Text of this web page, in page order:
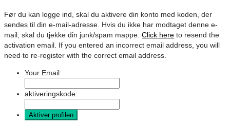
Før du kan logge ind, skal du aktivere din konto med koden, der
sendes til din e-mail-adresse. Hvis du ikke har modtaget denne e-
mail, skal du tjekke din junk/spam mappe. Click here to resend the
activation email. If you entered an incorrect email address, you will
need to re-register with the correct email address.
Your Email:
aktiveringskode: